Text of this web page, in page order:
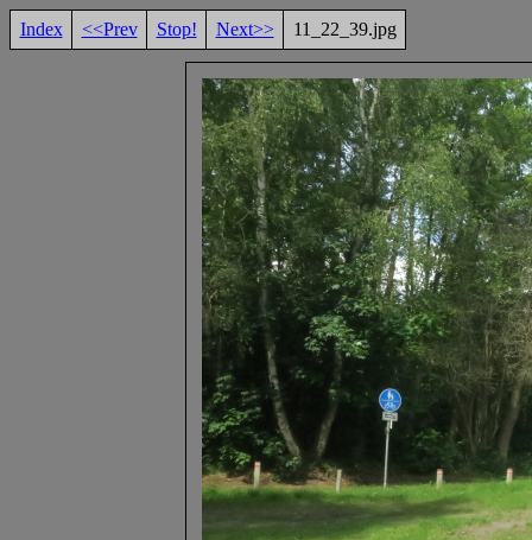
Index <<Prev Stop! Next>> 11_22_39.jpg